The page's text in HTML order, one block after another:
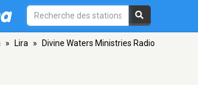
» Lira » Divine Waters Ministries Radio